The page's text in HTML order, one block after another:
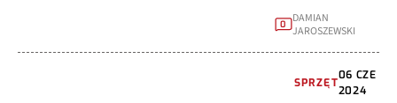
0 DAMIAN
JAROSZEWSKI
SPRZĘT
06 CZE
2024